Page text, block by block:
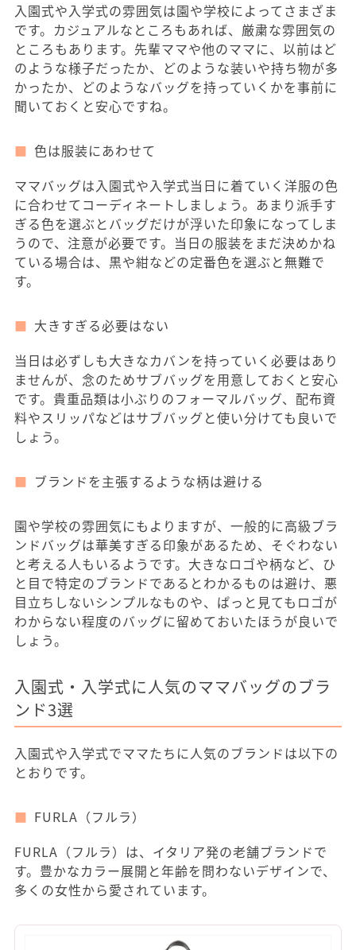
入園式や入学式の雰囲気は園や学校によってさまざま
です。カジュアルなところもあれば、厳粛な雰囲気の
ところもあります。先輩ママや他のママに、以前はど
のような様子だったか、どのような装いや持ち物が多
かったか、どのようなバッグを持っていくかを事前に
聞いておくと安心ですね。
色は服装にあわせて
ママバッグは入園式や入学式当日に着ていく洋服の色
に合わせてコーディネートしましょう。あまり派手す
ぎる色を選ぶとバッグだけが浮いた印象になってしま
うので、注意が必要です。当日の服装をまだ決めかね
ている場合は、黒や紺などの定番色を選ぶと無難で
す。
大きすぎる必要はない
当日は必ずしも大きなカバンを持っていく必要はあり
ませんが、念のためサブバッグを用意しておくと安心
です。貴重品類は小ぶりのフォーマルバッグ、配布資
料やスリッパなどはサブバッグと使い分けても良いで
しょう。
ブランドを主張するような柄は避ける
園や学校の雰囲気にもよりますが、一般的に高級ブラ
ンドバッグは華美すぎる印象があるため、そぐわない
と考える人もいるようです。大きなロゴや柄など、ひ
と目で特定のブランドであるとわかるものは避け、悪
目立ちしないシンプルなものや、ぱっと見てもロゴが
わからない程度のバッグに留めておいたほうが良いで
しょう。
入園式・入学式に人気のママバッグのブラ
ンド3選
入園式や入学式でママたちに人気のブランドは以下の
とおりです。
FURLA（フルラ）
FURLA（フルラ）は、イタリア発の老舗ブランドで
す。豊かなカラー展開と年齢を問わないデザインで、
多くの女性から愛されています。